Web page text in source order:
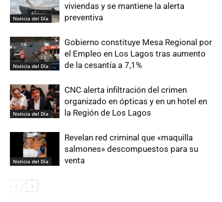
Noticia del Día
viviendas y se mantiene la alerta
preventiva
Noticia del Día
Gobierno constituye Mesa Regional por
el Empleo en Los Lagos tras aumento
de la cesantía a 7,1%
Noticia del Día
CNC alerta infiltración del crimen
organizado en ópticas y en un hotel en
la Región de Los Lagos
Noticia del Día
Revelan red criminal que «maquilla
salmones» descompuestos para su
venta